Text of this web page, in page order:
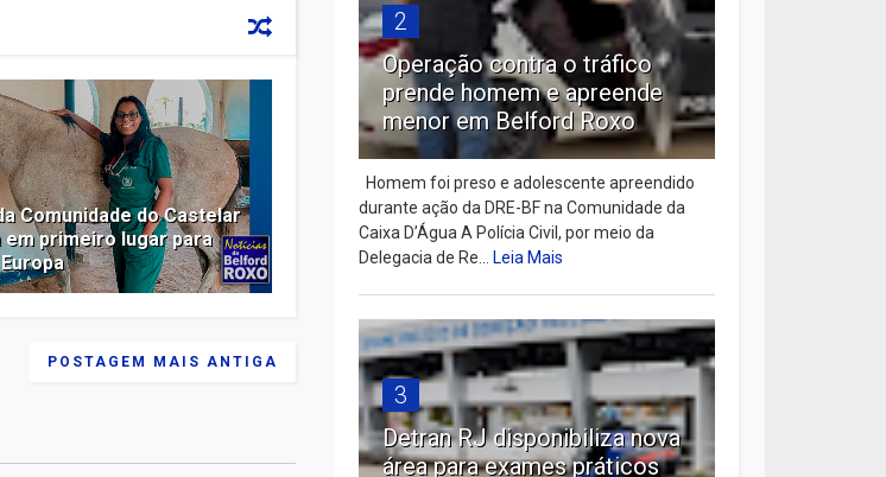
Comunidade do Castelar
em primeiro lugar para
POSTAGEM MAIS ANTIGA
2
Operação contra o tráfico
prende homem e apreende
menor em Belford Roxo
Homem foi preso e adolescente apreendido
durante ação da DRE-BF na Comunidade da
Caixa D’Água A Polícia Civil, por meio da
Delegacia de Re...Leia Mais
3
Detran RJ disponibiliza nova
área para exames práticos